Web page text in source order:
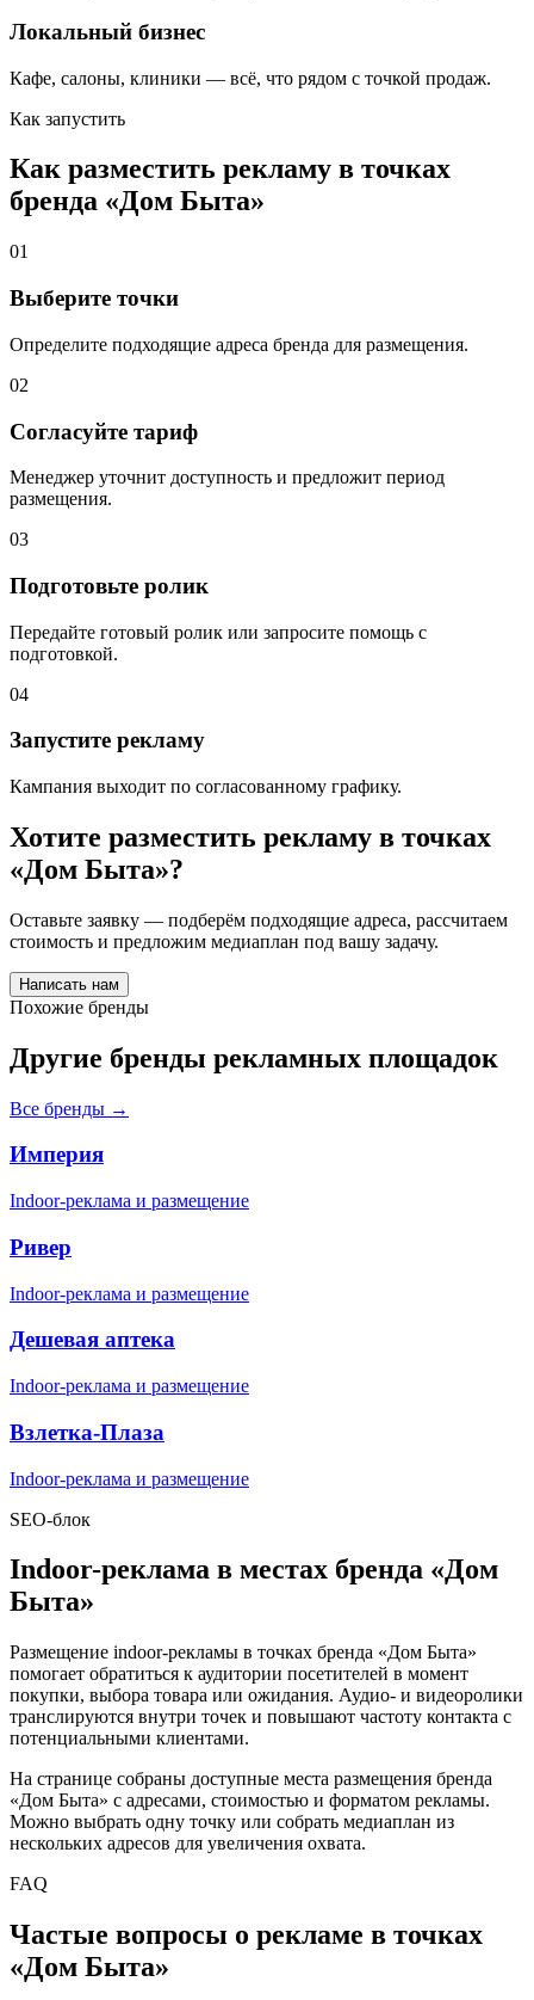
Локальный бизнес
Кафе, салоны, клиники — всё, что рядом с точкой продаж.
Как запустить
Как разместить рекламу в точках
бренда «Дом Быта»
01
Выберите точки
Определите подходящие адреса бренда для размещения.
02
Согласуйте тариф
Менеджер уточнит доступность и предложит период
размещения.
03
Подготовьте ролик
Передайте готовый ролик или запросите помощь с
подготовкой.
04
Запустите рекламу
Кампания выходит по согласованному графику.
Хотите разместить рекламу в точках
«Дом Быта»?
Оставьте заявку — подберём подходящие адреса, рассчитаем
стоимость и предложим медиаплан под вашу задачу.
Написать нам
Похожие бренды
Другие бренды рекламных площадок
Все бренды →
Империя
Indoor-реклама и размещение
Ривер
Indoor-реклама и размещение
Дешевая аптека
Indoor-реклама и размещение
Взлетка-Плаза
Indoor-реклама и размещение
SEO-блок
Indoor-реклама в местах бренда «Дом
Быта»
Размещение indoor-рекламы в точках бренда «Дом Быта»
помогает обратиться к аудитории посетителей в момент
покупки, выбора товара или ожидания. Аудио- и видеоролики
транслируются внутри точек и повышают частоту контакта с
потенциальными клиентами.
На странице собраны доступные места размещения бренда
«Дом Быта» с адресами, стоимостью и форматом рекламы.
Можно выбрать одну точку или собрать медиаплан из
нескольких адресов для увеличения охвата.
FAQ
Частые вопросы о рекламе в точках
«Дом Быта»